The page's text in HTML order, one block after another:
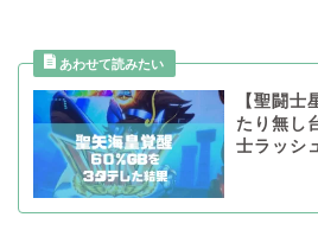
【聖闘士
たり無し
士ラッシ